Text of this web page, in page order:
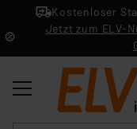
Kostenloser
Jetzt zum ELV-